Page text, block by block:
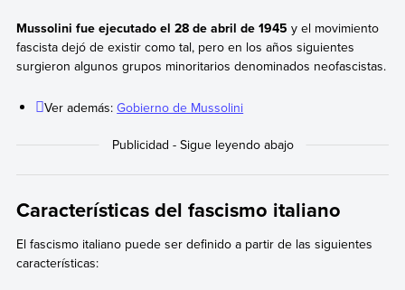
Mussolini fue ejecutado el 28 de abril de 1945 y el movimiento
fascista dejó de existir como tal, pero en los años siguientes
surgieron algunos grupos minoritarios denominados neofascistas.
Ver además:Gobierno de Mussolini
Características del fascismo italiano
El fascismo italiano puede ser definido a partir de las siguientes
características: